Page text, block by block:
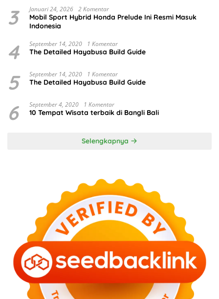
3 Januari 24, 2026 2 Komentar
Mobil Sport Hybrid Honda Prelude Ini Resmi Masuk
Indonesia
4 September 14, 2020 1 Komentar
The Detailed Hayabusa Build Guide
5 September 14, 2020 1 Komentar
The Detailed Hayabusa Build Guide
6 September 4, 2020 1 Komentar
10 Tempat Wisata terbaik di Bangli Bali
Selengkapnya